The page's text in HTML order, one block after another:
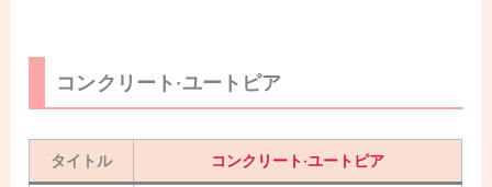
コンクリート·ユートピア
タイトル コンクリート·ユートピア